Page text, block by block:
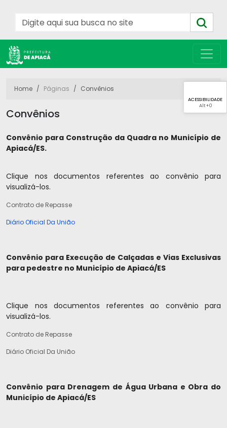
ACESSIBILIDADE
Alt+0
Home Páginas Convênios
Convênios
Convênio para Construção da Quadra no Município de
Apiacá/ES.
Clique nos documentos referentes ao convênio para
visualizá-los.
Contrato de Repasse
Diário Oficial Da União
Convênio para Execução de Calçadas e Vias Exclusivas
para pedestre no Município de Apiacá/ES
Clique nos documentos referentes ao convênio para
visualizá-los.
Contrato de Repasse
Diário Oficial Da União
Convênio paraDrenagem de Água Urbana e Obra do
Município de Apiacá/ES